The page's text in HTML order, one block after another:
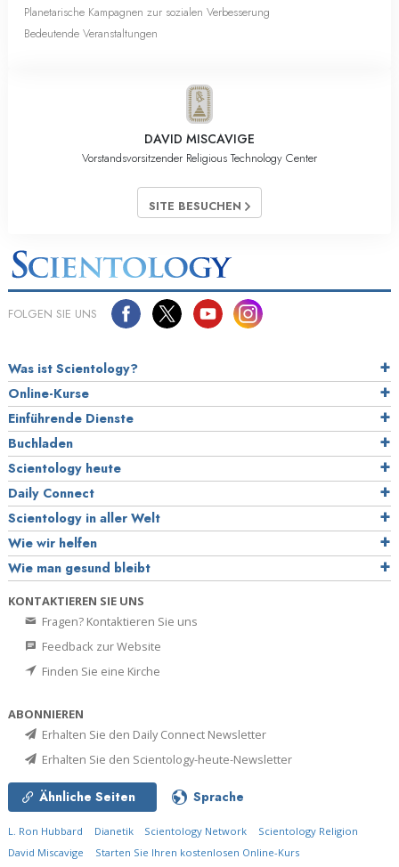
Planetarische Kampagnen zur sozialen Verbesserung
Bedeutende Veranstaltungen
DAVID MISCAVIGE
Vorstandsvorsitzender Religious Technology Center
SITE BESUCHEN
FOLGEN SIE UNS
Was ist Scientology?
Online-Kurse
Einführende Dienste
Buchladen
Scientology heute
Daily Connect
Scientology in aller Welt
Wie wir helfen
Wie man gesund bleibt
KONTAKTIEREN SIE UNS
Fragen? Kontaktieren Sie uns
Feedback zur Website
Finden Sie eine Kirche
ABONNIEREN
Erhalten Sie den Daily Connect Newsletter
Erhalten Sie den Scientology-heute-Newsletter
Ähnliche Seiten Sprache
L. Ron Hubbard Dianetik Scientology Network
Scientology Religion
David Miscavige
Starten Sie Ihren kostenlosen Online-Kurs